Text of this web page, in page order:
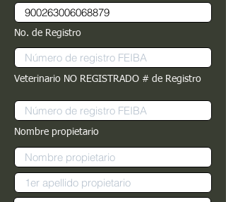
No. de Registro
Veterinario NO REGISTRADO # de Registro
Nombre propietario